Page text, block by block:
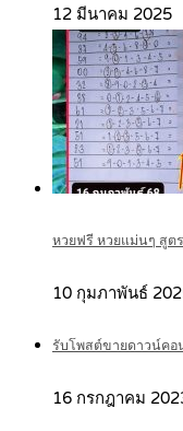
12 มีนาคม 2025
หวยฟรี หวยแม่นๆ สูต
10 กุมภาพันธ์
รับโพสต์ขายดาวน์คอ
16 กรกฎาคม